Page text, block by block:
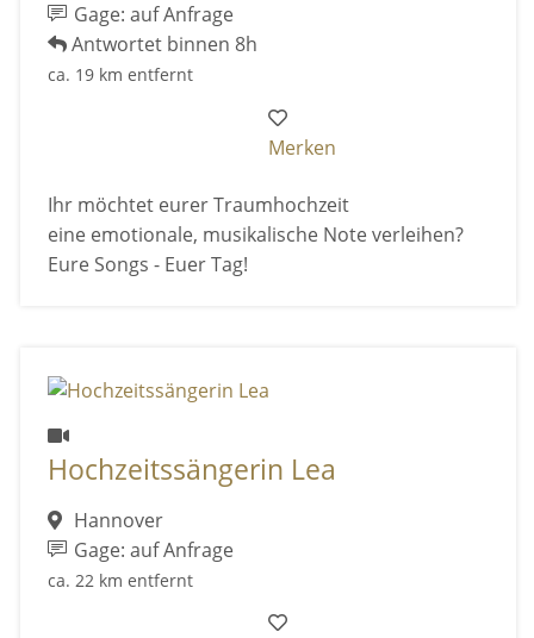
Gage: auf Anfrage
Antwortet binnen 8h
ca. 19 km entfernt
Merken
Ihr möchtet eurer Traumhochzeit
eine emotionale, musikalische Note verleihen?
Eure Songs - Euer Tag!
Hochzeitssängerin Lea
Hannover
Gage: auf Anfrage
ca. 22 km entfernt